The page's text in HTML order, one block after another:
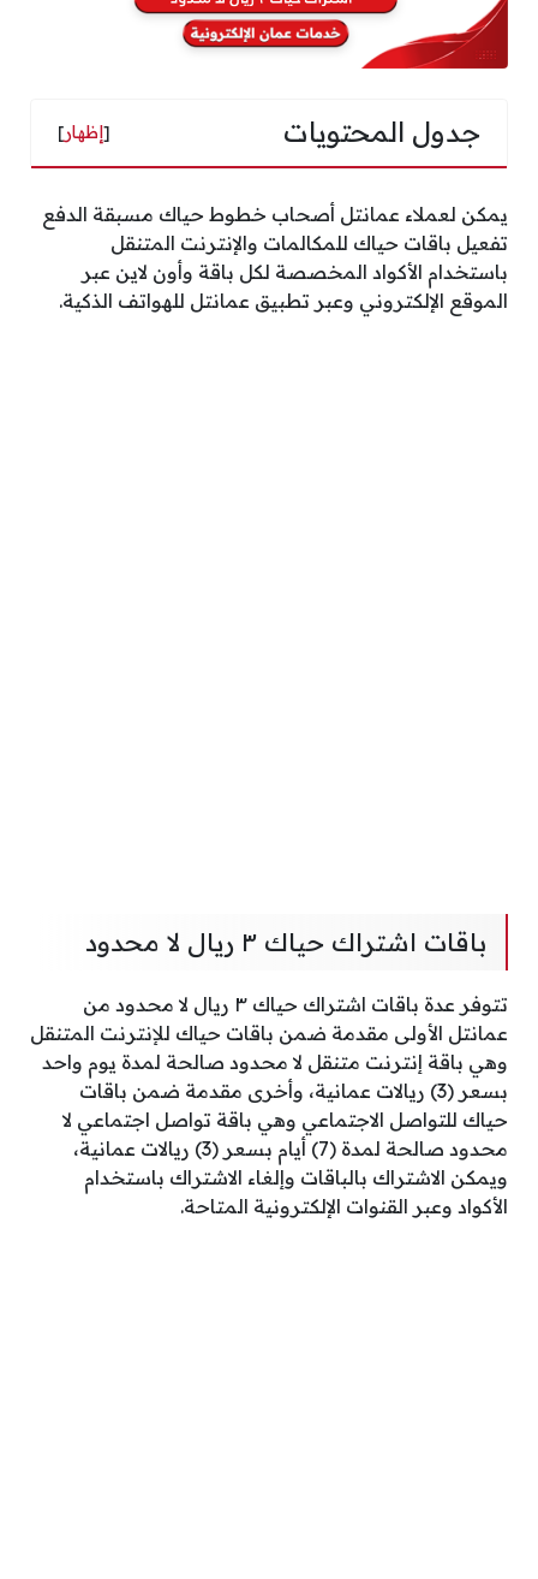
جدول المحتويات [إظهار]
يمكن لعملاء عمانتل أصحاب خطوط حياك مسبقة الدفع
تفعيل باقات حياك للمكالمات والإنترنت المتنقل
باستخدام الأكواد المخصصة لكل باقة وأون لاين عبر
الموقع الإلكتروني وعبر تطبيق عمانتل للهواتف الذكية.
باقات اشتراك حياك ٣ ريال لا محدود
تتوفر عدة باقات اشتراك حياك ٣ ريال لا محدود من
عمانتل الأولى مقدمة ضمن باقات حياك للإنترنت المتنقل
وهي باقة إنترنت متنقل لا محدود صالحة لمدة يوم واحد
بسعر (3) ريالات عمانية، وأخرى مقدمة ضمن باقات
حياك للتواصل الاجتماعي وهي باقة تواصل اجتماعي لا
محدود صالحة لمدة (7) أيام بسعر (3) ريالات عمانية،
ويمكن الاشتراك بالباقات وإلغاء الاشتراك باستخدام
الأكواد وعبر القنوات الإلكترونية المتاحة.